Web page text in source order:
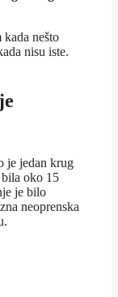
nešto
nisu iste.
je jedan krug
oko 15
je bilo
neoprenska